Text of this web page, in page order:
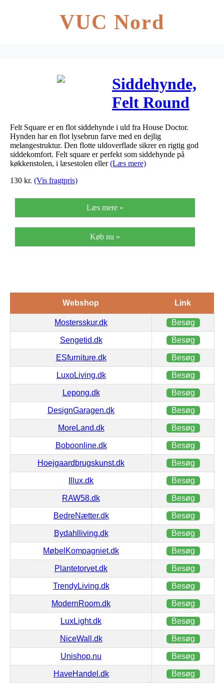
VUC Nord
Siddehynde,
Felt Round
Felt Square er en flot siddehynde i uld fra House Doctor.
Hynden har en flot lysebrun farve med en dejlig
melangestruktur. Den flotte uldoverflade sikrer en rigtig god
siddekomfort. Felt square er perfekt som siddehynde på
køkkenstolen, i læsestolen eller(Læs mere)
130 kr. (Vis fragtpris)
Læs mere »
Køb nu »
Webshop Link
Mostersskur.dk Besøg
Sengetid.dk Besøg
ESfurniture.dk Besøg
LuxoLiving.dk Besøg
Lepong.dk Besøg
DesignGaragen.dk Besøg
MoreLand.dk Besøg
Boboonline.dk Besøg
Hoejgaardbrugskunst.dk Besøg
Illux.dk Besøg
RAW58.dk Besøg
BedreNætter.dk Besøg
Bydahlliving.dk Besøg
MøbelKompagniet.dk Besøg
Plantetorvet.dk Besøg
TrendyLiving.dk Besøg
ModernRoom.dk Besøg
LuxLight.dk Besøg
NiceWall.dk Besøg
Unishop.nu Besøg
HaveHandel.dk Besøg